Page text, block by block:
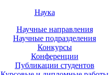
Наука
Научные направления
Научные подразделения
Конкурсы
Конференции
Публикации студентов